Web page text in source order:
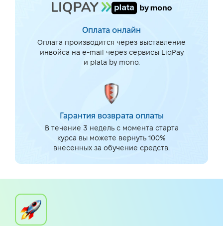
Оплата онлайн
Оплата производится через выставление
инвойса на e-mail через сервисы LiqPay
и plata by mono.
Гарантия возврата оплаты
В течение 3 недель с момента старта
курса вы можете вернуть 100%
внесенных за обучение средств.